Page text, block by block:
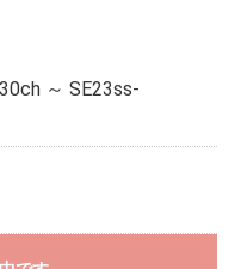
～ SE23ss-